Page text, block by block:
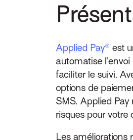
Applied Pay® est
automatise
faciliter le suivi.
options de
SMS. Applied
risques pour
Les améliorations